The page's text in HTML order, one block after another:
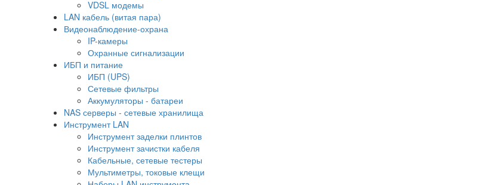
VDSL модемы
LAN кабель (витая пара)
Видеонаблюдение-охрана
IP-камеры
Охранные сигнализации
ИБП и питание
ИБП (UPS)
Сетевые фильтры
Аккумуляторы - батареи
NAS серверы - сетевые хранилища
Инструмент LAN
Инструмент заделки плинтов
Инструмент зачистки кабеля
Кабельные, сетевые тестеры
Мультиметры, токовые клещи